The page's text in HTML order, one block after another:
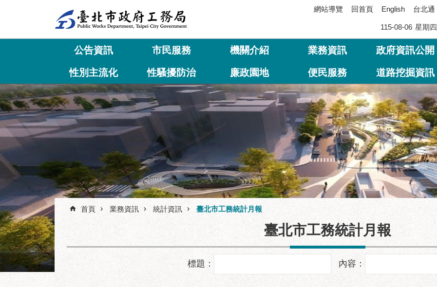
網站導覽 回首頁 English 台北通
115-08-06 星期四
公告資訊 市民服務 機關介紹 業務資訊 政府資訊公開
性別主流化 性騷擾防治 廉政園地 便民服務 道路挖掘資訊
成功市場地面層建築透視圖
首頁 業務資訊 統計資訊 臺北市工務統計月報
臺北市工務統計月報
標題： 內容：